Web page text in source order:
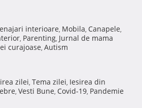
interioare, Mobila, Canapele,
, Parenting, Jurnal de mama
curajoase, Autism
zilei, Tema zilei, Iesirea din
, Vesti Bune, Covid-19, Pandemie